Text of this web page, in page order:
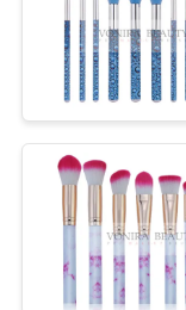
PRIVACY
POLICY
シ
専門
シ セ